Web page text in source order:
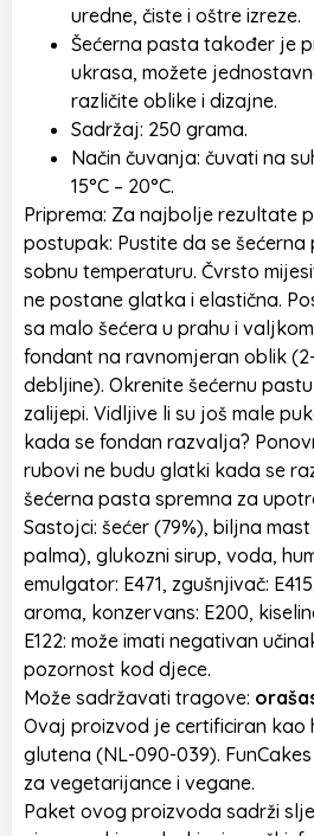
uredne, čiste i oštre izreze.
Šećerna pasta također je
ukrasa, možete
različite oblike i dizajne.
Sadržaj: 250 grama.
Način čuvanja: čuvati na
15°C – 20°C.
Priprema: Za najbolje rezultate
postupak: Pustite da se
sobnu temperaturu. Čvrsto
ne postane glatka i elastična.
sa malo šećera u prahu i
fondant na ravnomjeran oblik
debljine). Okrenite šećernu
zalijepi. Vidljive li su još male
kada se fondan razvalja?
rubovi ne budu glatki kada se
šećerna pasta spremna za
Sastojci: šećer (79%), biljna
palma), glukozni sirup, voda,
emulgator: E471, zgušnjivač:
aroma, konzervans: E200,
E122: može imati negativan
pozornost kod djece.
Može sadržavati tragove:
Ovaj proizvod je certificiran kao
glutena (NL-090-039).
za vegetarijance i vegane.
Paket ovog proizvoda sadrži